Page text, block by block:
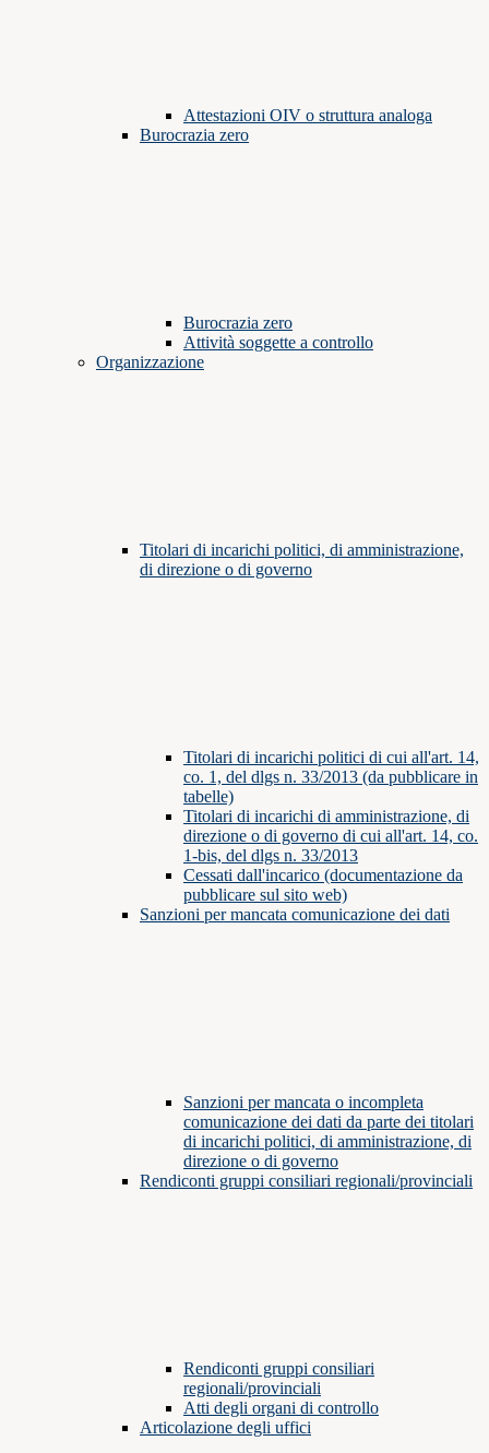
Attestazioni OIV o struttura analoga
Burocrazia zero
Burocrazia zero
Attività soggette a controllo
Organizzazione
Titolari di incarichi politici, di amministrazione,
di direzione o di governo
Titolari di incarichi politici di cui all'art. 14,
co. 1, del dlgs n. 33/2013 (da pubblicare in
tabelle)
Titolari di incarichi di amministrazione, di
direzione o di governo di cui all'art. 14, co.
1-bis, del dlgs n. 33/2013
Cessati dall'incarico (documentazione da
pubblicare sul sito web)
Sanzioni per mancata comunicazione dei dati
Sanzioni per mancata o incompleta
comunicazione dei dati da parte dei titolari
di incarichi politici, di amministrazione, di
direzione o di governo
Rendiconti gruppi consiliari regionali/provinciali
Rendiconti gruppi consiliari
regionali/provinciali
Atti degli organi di controllo
Articolazione degli uffici